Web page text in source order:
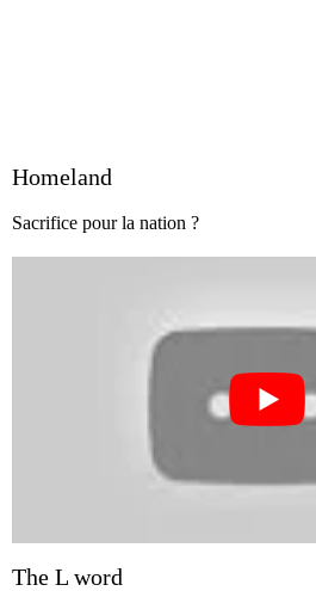
Homeland
Sacrifice pour la nation ?
The L word